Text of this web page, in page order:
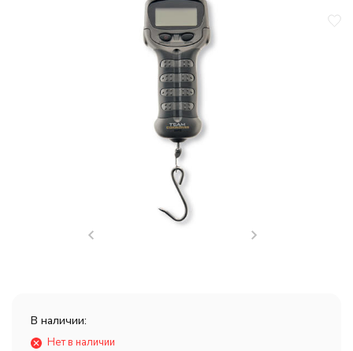
В наличии:
Нет в наличии